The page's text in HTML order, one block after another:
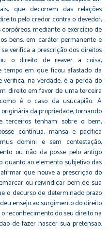
que decorrem das relações
pelo credor contra o devedor,
mediante o exercício de
bens, em caráter permanente e
verifica a prescrição dos direitos
o direito de reaver a coisa,
tempo em que ficou afastado da
na verdade, é a perda do
direito em favor de uma terceira
é o caso da usucapião. A
da propriedade, tornando
terceiros tenham sobre o bem,
contínua, mansa e pacífica
domini e sem contestação,
ou não da posse pelo antigo
quanto ao elemento subjetivo das
que houve a prescrição do
ou reivindicar bem de sua
o decurso de determinado prazo
ensejo ao surgimento do direito
reconhecimento do seu direito na
de fazer nascer sua pretensão.